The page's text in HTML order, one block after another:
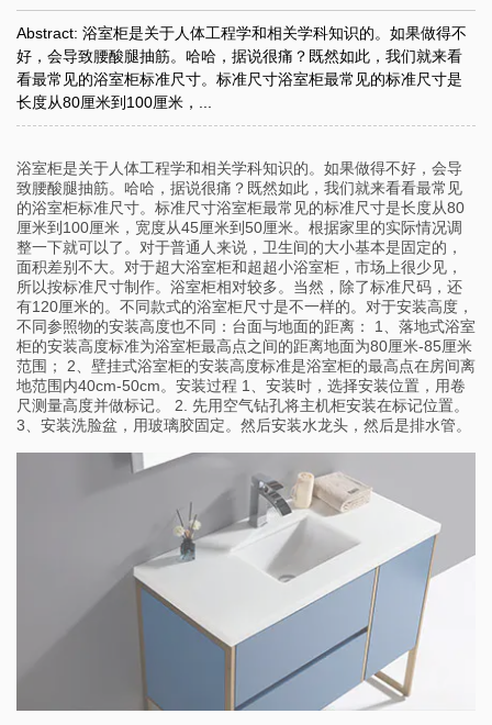
Abstract: 浴室柜是关于人体工程学和相关学科知识的。如果做得不
好，会导致腰酸腿抽筋。哈哈，据说很痛？既然如此，我们就来看
看最常见的浴室柜标准尺寸。标准尺寸浴室柜最常见的标准尺寸是
长度从80厘米到100厘米，...
浴室柜是关于人体工程学和相关学科知识的。如果做得不好，会导
致腰酸腿抽筋。哈哈，据说很痛？既然如此，我们就来看看最常见
的浴室柜标准尺寸。标准尺寸浴室柜最常见的标准尺寸是长度从80
厘米到100厘米，宽度从45厘米到50厘米。根据家里的实际情况调
整一下就可以了。对于普通人来说，卫生间的大小基本是固定的，
面积差别不大。对于超大浴室柜和超超小浴室柜，市场上很少见，
所以按标准尺寸制作。浴室柜相对较多。当然，除了标准尺码，还
有120厘米的。不同款式的浴室柜尺寸是不一样的。对于安装高度，
不同参照物的安装高度也不同：台面与地面的距离： 1、落地式浴室
柜的安装高度标准为浴室柜最高点之间的距离地面为80厘米-85厘米
范围； 2、壁挂式浴室柜的安装高度标准是浴室柜的最高点在房间离
地范围内40cm-50cm。安装过程 1、安装时，选择安装位置，用卷
尺测量高度并做标记。 2. 先用空气钻孔将主机柜安装在标记位置。
3、安装洗脸盆，用玻璃胶固定。然后安装水龙头，然后是排水管。